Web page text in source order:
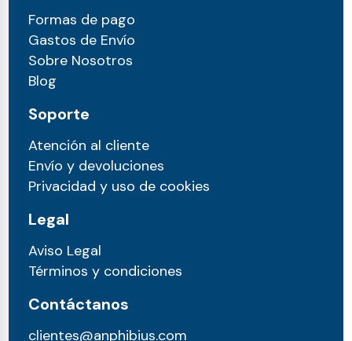
Formas de pago
Gastos de Envío
Sobre Nosotros
Blog
Soporte
Atención al cliente
Envío y devoluciones
Privacidad y uso de cookies
Legal
Aviso Legal
Términos y condiciones
Contáctanos
clientes@anphibius.com